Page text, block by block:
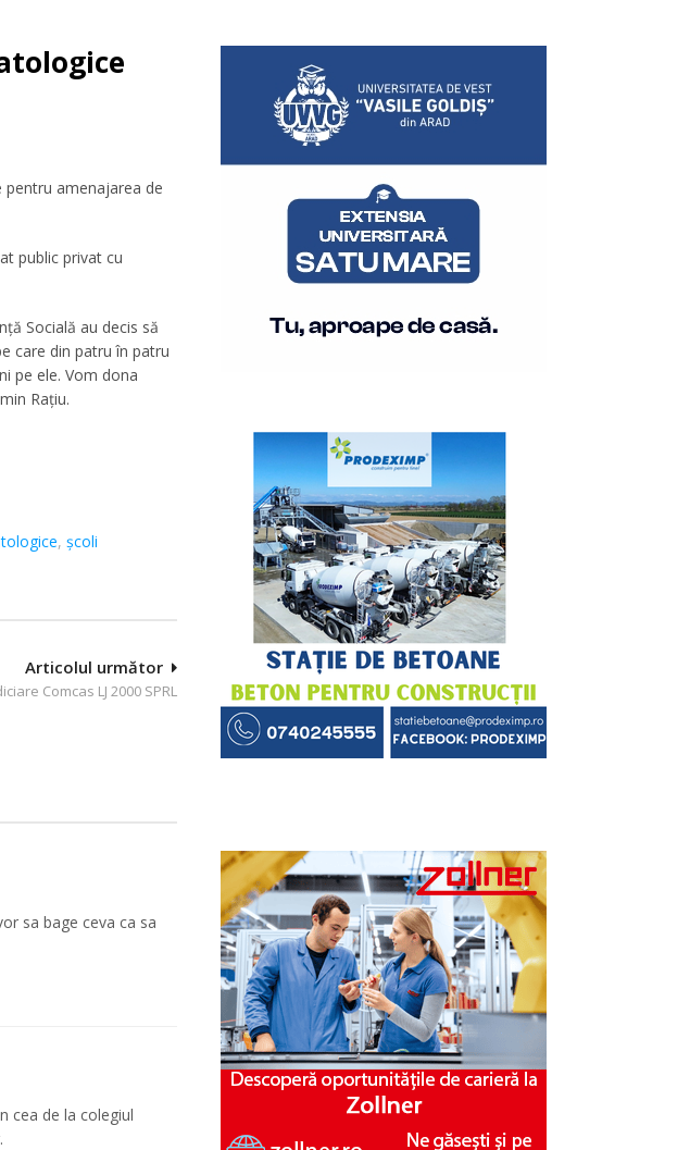
amenajarea de
public privat cu
Socială au decis să
care din patru în patru
pe ele. Vom dona
Rațiu.
, şcoli
Articolul următor
Comcas LJ 2000 SPRL
sa bage ceva ca sa
cea de la colegiul